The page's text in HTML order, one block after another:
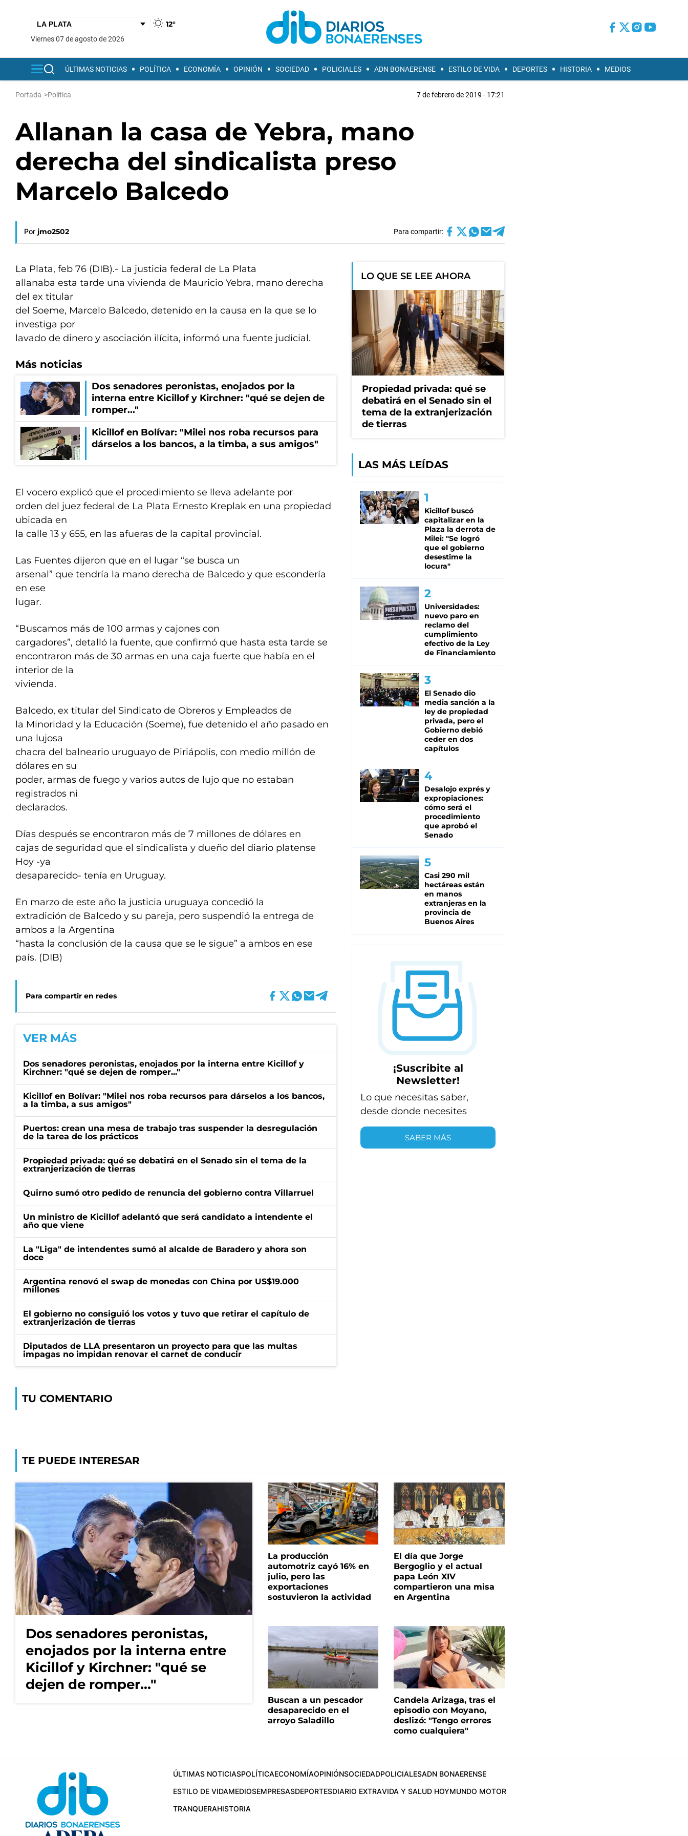
12°
viernes 07 de agosto de 2026
ÚLTIMAS NOTICIAS POLÍTICA ECONOMÍA OPINIÓN SOCIEDAD POLICIALES ADN BONAERENSE ESTILO DE VIDA DEPORTES HISTORIA MEDIOS
Portada >Política 7 de febrero de 2019 - 17:21
Allanan la casa de Yebra, mano
derecha del sindicalista preso
Marcelo Balcedo
Por jmo2502 Para compartir:
La Plata, feb 76 (DIB).- La justicia federal de La Plata
allanaba esta tarde una vivienda de Mauricio Yebra, mano derecha
del ex titular
del Soeme, Marcelo Balcedo, detenido en la causa en la que se lo
investiga por
lavado de dinero y asociación ilícita, informó una fuente judicial.
Más noticias
Dos senadores peronistas, enojados por la
interna entre Kicillof y Kirchner: "qué se dejen de
romper..."
Kicillof en Bolívar: "Milei nos roba recursos para
dárselos a los bancos, a la timba, a sus amigos"
El vocero explicó que el procedimiento se lleva adelante por
orden del juez federal de La Plata Ernesto Kreplak en una propiedad
ubicada en
la calle 13 y 655, en las afueras de la capital provincial.
Las Fuentes dijeron que en el lugar “se busca un
arsenal” que tendría la mano derecha de Balcedo y que escondería
en ese
lugar.
“Buscamos más de 100 armas y cajones con
cargadores”, detalló la fuente, que confirmó que hasta esta tarde se
encontraron más de 30 armas en una caja fuerte que había en el
interior de la
vivienda.
Balcedo, ex titular del Sindicato de Obreros y Empleados de
la Minoridad y la Educación (Soeme), fue detenido el año pasado en
una lujosa
chacra del balneario uruguayo de Piriápolis, con medio millón de
dólares en su
poder, armas de fuego y varios autos de lujo que no estaban
registrados ni
declarados.
Días después se encontraron más de 7 millones de dólares en
cajas de seguridad que el sindicalista y dueño del diario platense
Hoy -ya
desaparecido- tenía en Uruguay.
En marzo de este año la justicia uruguaya concedió la
extradición de Balcedo y su pareja, pero suspendió la entrega de
ambos a la Argentina
“hasta la conclusión de la causa que se le sigue” a ambos en ese
país. (DIB)
Para compartir en redes
VER MÁS
Dos senadores peronistas, enojados por la interna entre Kicillof y
Kirchner: "qué se dejen de romper..."
Kicillof en Bolívar: "Milei nos roba recursos para dárselos a los bancos,
a la timba, a sus amigos"
Puertos: crean una mesa de trabajo tras suspender la desregulación
de la tarea de los prácticos
Propiedad privada: qué se debatirá en el Senado sin el tema de la
extranjerización de tierras
Quirno sumó otro pedido de renuncia del gobierno contra Villarruel
Un ministro de Kicillof adelantó que será candidato a intendente el
año que viene
La "Liga" de intendentes sumó al alcalde de Baradero y ahora son
doce
Argentina renovó el swap de monedas con China por US$19.000
millones
El gobierno no consiguió los votos y tuvo que retirar el capítulo de
extranjerización de tierras
Diputados de LLA presentaron un proyecto para que las multas
impagas no impidan renovar el carnet de conducir
TU COMENTARIO
LO QUE SE LEE AHORA
Propiedad privada: qué se
debatirá en el Senado sin el
tema de la extranjerización
de tierras
LAS MÁS LEÍDAS
Kicillof buscó
capitalizar en la
Plaza la derrota de
Milei: "Se logró
que el gobierno
desestime la
locura"
Universidades:
nuevo paro en
reclamo del
cumplimiento
efectivo de la Ley
de Financiamiento
El Senado dio
media sanción a la
ley de propiedad
privada, pero el
Gobierno debió
ceder en dos
capítulos
Desalojo exprés y
expropiaciones:
cómo será el
procedimiento
que aprobó el
Senado
Casi 290 mil
hectáreas están
en manos
extranjeras en la
provincia de
Buenos Aires
¡Suscribite al
Newsletter!
Lo que necesitas saber,
desde donde necesites
SABER MÁS
TE PUEDE INTERESAR
Dos senadores peronistas,
enojados por la interna entre
Kicillof y Kirchner: "qué se
dejen de romper..."
La producción
automotriz cayó 16% en
julio, pero las
exportaciones
sostuvieron la actividad
El día que Jorge
Bergoglio y el actual
papa León XIV
compartieron una misa
en Argentina
Buscan a un pescador
desaparecido en el
arroyo Saladillo
Candela Arizaga, tras el
episodio con Moyano,
deslizó: "Tengo errores
como cualquiera"
ÚLTIMAS NOTICIASPOLÍTICAECONOMÍAOPINIÓNSOCIEDADPOLICIALESADN BONAERENSE
ESTILO DE VIDAMEDIOSEMPRESASDEPORTESDIARIO EXTRAVIDA Y SALUD HOYMUNDO MOTOR
TRANQUERAHISTORIA